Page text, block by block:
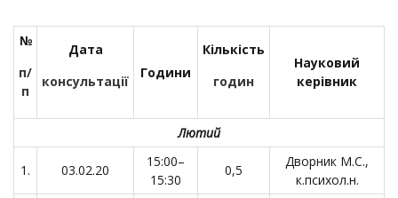
№
п/
п
Дата
консультації
Години
Кількість
годин
Науковий
керівник
Лютий
1. 03.02.20
15:00–
15:30
0,5
Дворник М.С.,
к.психол.н.